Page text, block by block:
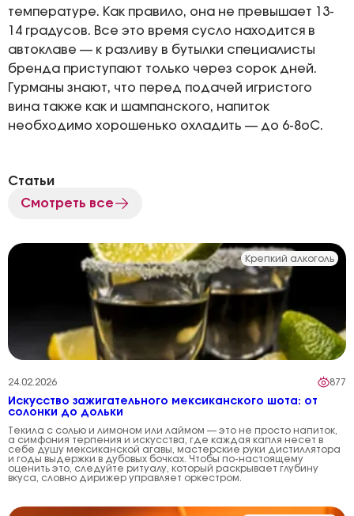
температуре. Как правило, она не превышает 13-
14 градусов. Все это время сусло находится в
автоклаве — к разливу в бутылки специалисты
бренда приступают только через сорок дней.
Гурманы знают, что перед подачей игристого
вина также как и шампанского, напиток
необходимо хорошенько охладить — до 6-8оС.
Статьи
Смотреть все
Крепкий алкоголь
24.02.2026 877
Искусство зажигательного мексиканского шота: от
солонки до дольки
Текила с солью и лимоном или лаймом — это не просто напиток,
а симфония терпения и искусства, где каждая капля несет в
себе душу мексиканской агавы, мастерские руки дистиллятора
и годы выдержки в дубовых бочках. Чтобы по-настоящему
оценить это, следуйте ритуалу, который раскрывает глубину
вкуса, словно дирижер управляет оркестром.